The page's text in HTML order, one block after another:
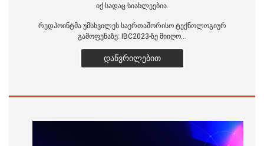
იქ სადაც სიახლეებია.
რედპოინტმა უმსხვილეს საერთაშორისო ტექნოლოგიურ
გამოფენაზე: IBC2023-ზე მიიღო...
ᲓᲐᲬᲕᲠᲘᲚᲔᲑᲘᲗ